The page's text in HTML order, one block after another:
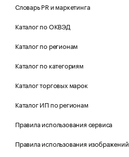
Словарь PR и маркетинга
Каталог по ОКВЭД
Каталог по регионам
Каталог по категориям
Каталог торговых марок
Каталог ИП по регионам
Правила использования сервиса
Правила использования изображений